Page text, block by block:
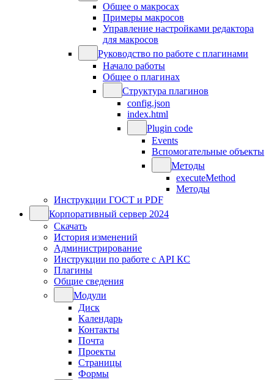
Общее о макросах
Примеры макросов
Управление настройками редактора
для макросов
Руководство по работе с плагинами
Начало работы
Общее о плагинах
Структура плагинов
config.json
index.html
Plugin code
Events
Вспомогательные объекты
Методы
executeMethod
Методы
Инструкции ГОСТ и PDF
Корпоративный сервер 2024
Скачать
История изменений
Администрирование
Инструкции по работе с API КС
Плагины
Общие сведения
Модули
Диск
Календарь
Контакты
Почта
Проекты
Страницы
Формы